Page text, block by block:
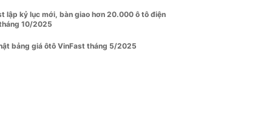
lập kỷ lục mới, bàn giao hơn 20.000 ô tô điện
10/2025
bảng giá ôtô VinFast tháng 5/2025